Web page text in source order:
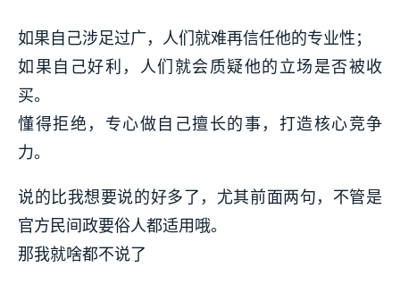
如果自己涉足过广，人们就难再信任他的专业性；
如果自己好利，人们就会质疑他的立场是否被收
买。
懂得拒绝，专心做自己擅长的事，打造核心竞争
力。
说的比我想要说的好多了，尤其前面两句，不管是
官方民间政要俗人都适用哦。
那我就啥都不说了